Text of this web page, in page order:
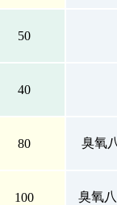
50
40
80 臭氧
100 臭氧